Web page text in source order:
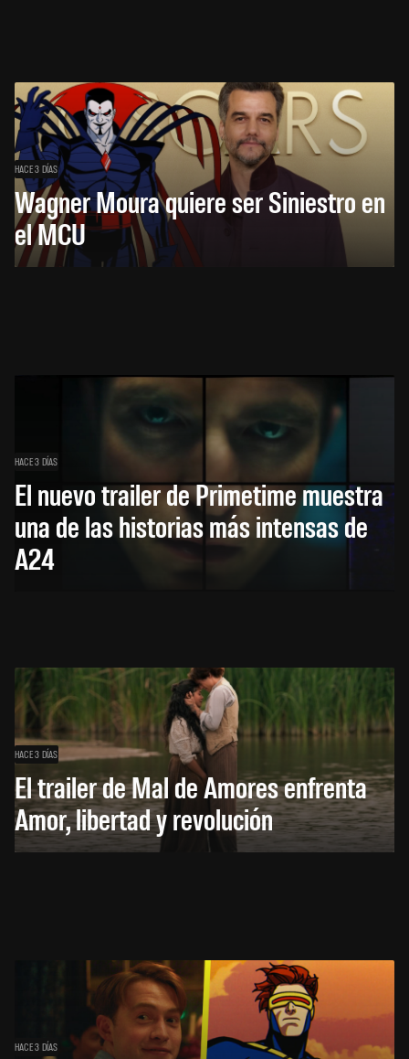
HACE 3 DÍAS
Wagner Moura quiere ser Siniestro en
el MCU
HACE 3 DÍAS
El nuevo trailer de Primetime muestra
una de las historias más intensas de
A24
HACE 3 DÍAS
El trailer de Mal de Amores enfrenta
Amor, libertad y revolución
HACE 3 DÍAS